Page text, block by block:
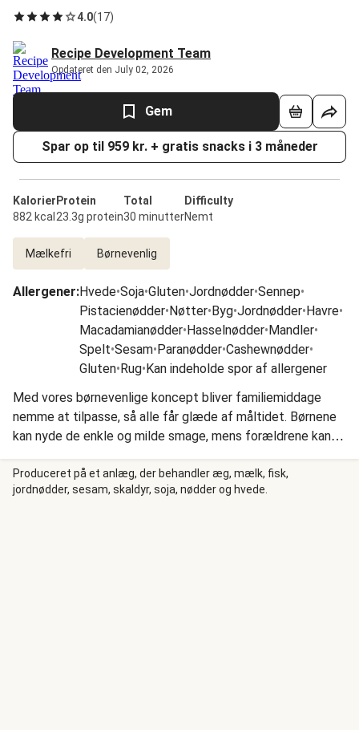
4.0(17)
Recipe Development Team
Opdateret den July 02, 2026
Gem
Spar op til 959 kr. + gratis snacks i 3 måneder
Kalorier
882 kcal
Protein
23.3g protein
Total
30 minutter
Difficulty
Nemt
Mælkefri Børnevenlig
Allergener:Hvede•Soja•Gluten•Jordnødder•Sennep•
Pistacienødder•Nøtter•Byg•Jordnødder•Havre•
Macadamianødder•Hasselnødder•Mandler•
Spelt•Sesam•Paranødder•Cashewnødder•
Gluten•Rug•Kan indeholde spor af allergener
Med vores børnevenlige koncept bliver familiemiddage
nemme at tilpasse, så alle får glæde af måltidet. Børnene
kan nyde de enkle og milde smage, mens forældrene kan
tilføje det lille ekstra, der gør retten til deres egen.
Produceret på et anlæg, der behandler æg, mælk, fisk,
jordnødder, sesam, skaldyr, soja, nødder og hvede.